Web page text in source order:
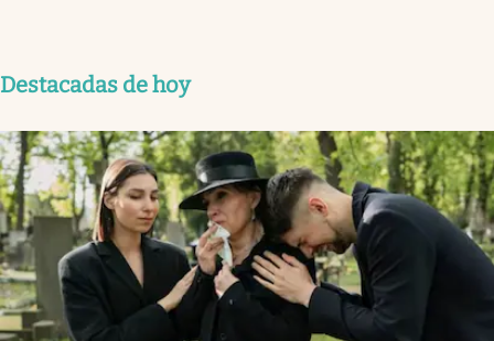
Destacadas de hoy